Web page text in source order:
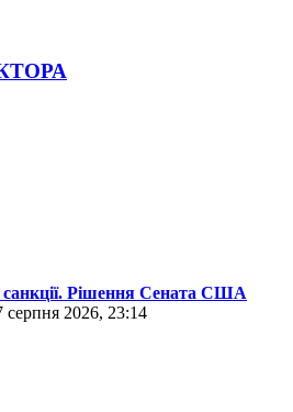
санкції. Рішення Сената США
2026, 23:14